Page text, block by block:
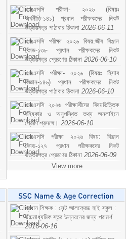
এসএসসি পরীক্ষা- ২০২৬ (বিষয়ঃ
অর্থনীতি-১৪১) প্রধান পরীক্ষকদের নিকট
উত্তরপত্র পাঠাবার ঠিকানা 2026-06-11
এসএসসি পরীক্ষা ২০২৬ বিষয়:জীব বিঞ্জান
কোড-১৩৮ প্রধান পরীক্ষকদের নিকট
উত্তরপত্র প্রেরণের ঠিকানা 2026-06-10
এসএসসি পরীক্ষা- ২০২৬ (বিষয়ঃ হিসাব
বিজ্ঞান-১৪৬) প্রধান পরীক্ষকদের নিকট
উত্তরপত্র পাঠাবার ঠিকানা 2026-06-10
এসএসসি ২০২৬ পরীক্ষার্থীদের বিষয়ভিত্তিক
বহিষ্কার ও অনুপস্থিত তথ্য অনলাইনে
প্রেরণ প্রসঙ্গে। 2026-06-10
এসএসসি পরীক্ষা ২০২৬ বিষয়: বিঞ্জান
কোড-১২৭ প্রধান পরীক্ষকদের নিকট
উত্তরপত্র প্রেরণের ঠিকানা 2026-06-09
View more
প্রধান শিক্ষক : সেন্ট আলফ্রেড হাই স্কুল :
উচ্চমাধ্যমিক স্তর উন্নয়নের জন্য পরামর্শ
2016-06-16